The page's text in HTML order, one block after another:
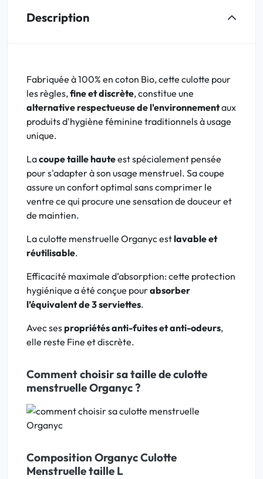
Description
Fabriquée à 100% en coton Bio, cette culotte pour
les règles,fine et discrète, constitue une
alternative respectueuse de l'environnementaux
produits d'hygiène féminine traditionnels à usage
unique.
Lacoupe taille hauteest spécialement pensée
pour s'adapter à son usage menstruel. Sa coupe
assure un confort optimal sans comprimer le
ventre ce qui procure une sensation de douceur et
de maintien.
La culotte menstruelle Organyc estlavable et
réutilisable.
Efficacité maximale d’absorption: cette protection
hygiénique a été conçue pourabsorber
l’équivalent de 3 serviettes.
Avec sespropriétés anti-fuites et anti-odeurs,
elle reste Fine et discrète.
Comment choisir sa taille de culotte
menstruelle Organyc ?
Composition Organyc Culotte
Menstruelle taille L